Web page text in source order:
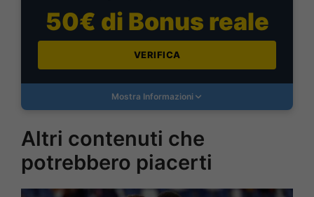
50€ di Bonus reale
VERIFICA
Mostra Informazioni
Altri contenuti che
potrebbero piacerti